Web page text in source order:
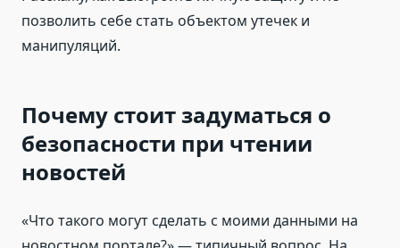
позволить себе стать объектом утечек и
манипуляций.
Почему стоит задуматься о
безопасности при чтении
новостей
«Что такого могут сделать с моими данными на